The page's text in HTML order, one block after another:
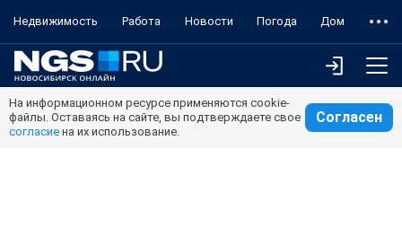
Недвижимость Работа Новости Погода Дом
На информационном ресурсе применяются cookie-
файлы. Оставаясь на сайте, вы подтверждаете свое
согласие на их использование.
Согласен